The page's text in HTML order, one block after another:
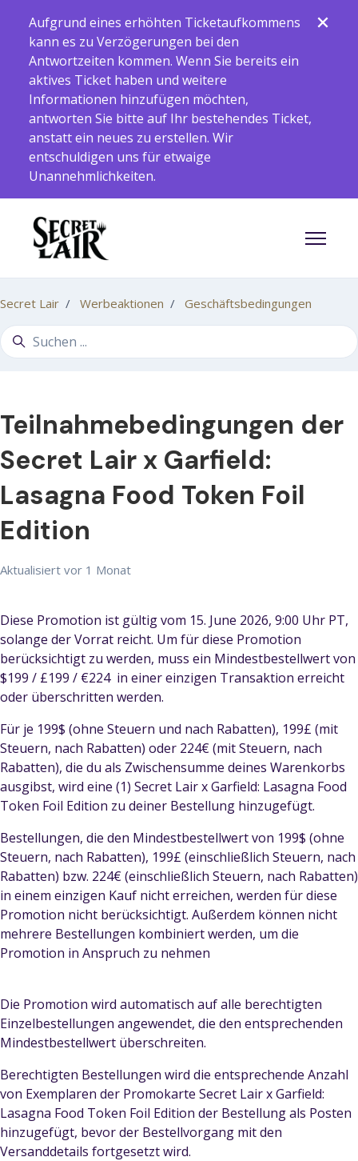
Aufgrund eines erhöhten Ticketaufkommens
kann es zu Verzögerungen bei den
Antwortzeiten kommen. Wenn Sie bereits ein
aktives Ticket haben und weitere
Informationen hinzufügen möchten,
antworten Sie bitte auf Ihr bestehendes Ticket,
anstatt ein neues zu erstellen. Wir
entschuldigen uns für etwaige
Unannehmlichkeiten.
Secret Lair Werbeaktionen Geschäftsbedingungen
Suche
Teilnahmebedingungen der
Secret Lair x Garfield:
Lasagna Food Token Foil
Edition
Aktualisiert vor 1 Monat
Diese Promotion ist gültig vom 15. June 2026, 9:00 Uhr PT,
solange der Vorrat reicht. Um für diese Promotion
berücksichtigt zu werden, muss ein Mindestbestellwert von
$199 / £199 / €224 in einer einzigen Transaktion erreicht
oder überschritten werden.
Für je 199$ (ohne Steuern und nach Rabatten), 199£ (mit
Steuern, nach Rabatten) oder 224€ (mit Steuern, nach
Rabatten), die du als Zwischensumme deines Warenkorbs
ausgibst, wird eine (1) Secret Lair x Garfield: Lasagna Food
Token Foil Edition zu deiner Bestellung hinzugefügt.
Bestellungen, die den Mindestbestellwert von 199$ (ohne
Steuern, nach Rabatten), 199£ (einschließlich Steuern, nach
Rabatten) bzw. 224€ (einschließlich Steuern, nach Rabatten)
in einem einzigen Kauf nicht erreichen, werden für diese
Promotion nicht berücksichtigt. Außerdem können nicht
mehrere Bestellungen kombiniert werden, um die
Promotion in Anspruch zu nehmen
Die Promotion wird automatisch auf alle berechtigten
Einzelbestellungen angewendet, die den entsprechenden
Mindestbestellwert überschreiten.
Berechtigten Bestellungen wird die entsprechende Anzahl
von Exemplaren der Promokarte Secret Lair x Garfield:
Lasagna Food Token Foil Edition der Bestellung als Posten
hinzugefügt, bevor der Bestellvorgang mit den
Versanddetails fortgesetzt wird.